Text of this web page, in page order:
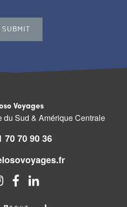
Voyages
Sud & Amérique Centrale
70 70 90 36